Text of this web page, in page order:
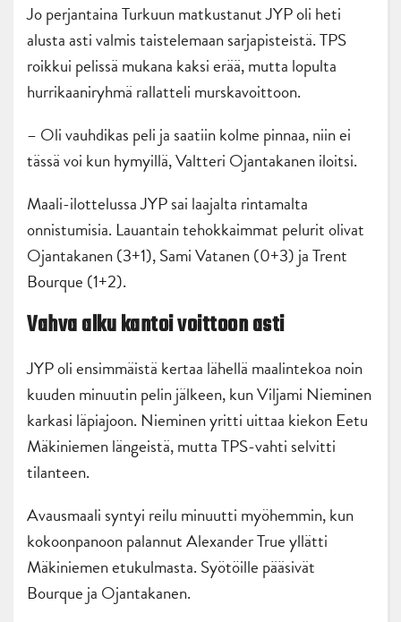
Jo perjantaina Turkuun matkustanut JYP oli heti
alusta asti valmis taistelemaan sarjapisteistä. TPS
roikkui pelissä mukana kaksi erää, mutta lopulta
hurrikaaniryhmä rallatteli murskavoittoon.
– Oli vauhdikas peli ja saatiin kolme pinnaa, niin ei
tässä voi kun hymyillä, Valtteri Ojantakanen iloitsi.
Maali-ilottelussa JYP sai laajalta rintamalta
onnistumisia. Lauantain tehokkaimmat pelurit olivat
Ojantakanen (3+1), Sami Vatanen (0+3) ja Trent
Bourque (1+2).
Vahva alku kantoi voittoon asti
JYP oli ensimmäistä kertaa lähellä maalintekoa noin
kuuden minuutin pelin jälkeen, kun Viljami Nieminen
karkasi läpiajoon. Nieminen yritti uittaa kiekon Eetu
Mäkiniemen längeistä, mutta TPS-vahti selvitti
tilanteen.
Avausmaali syntyi reilu minuutti myöhemmin, kun
kokoonpanoon palannut Alexander True yllätti
Mäkiniemen etukulmasta. Syötöille pääsivät
Bourque ja Ojantakanen.